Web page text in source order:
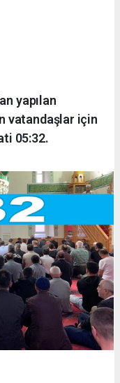
yapılan
vatandaşlar için
05:32.